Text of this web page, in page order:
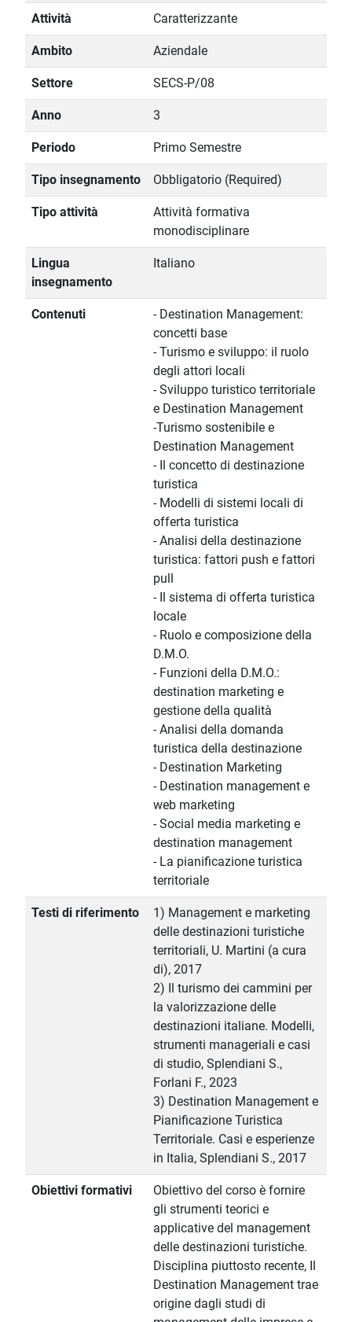
Attività Caratterizzante
Ambito Aziendale
Settore SECS-P/08
Anno 3
Periodo Primo Semestre
Tipo insegnamento Obbligatorio (Required)
Tipo attività
Attività formativa
monodisciplinare
Lingua
insegnamento
Italiano
Contenuti
- Destination Management:
concetti base
- Turismo e sviluppo: il ruolo
degli attori locali
- Sviluppo turistico territoriale
e Destination Management
-Turismo sostenibile e
Destination Management
- Il concetto di destinazione
turistica
- Modelli di sistemi locali di
offerta turistica
- Analisi della destinazione
turistica: fattori push e fattori
pull
- Il sistema di offerta turistica
locale
- Ruolo e composizione della
D.M.O.
- Funzioni della D.M.O.:
destination marketing e
gestione della qualità
- Analisi della domanda
turistica della destinazione
- Destination Marketing
- Destination management e
web marketing
- Social media marketing e
destination management
- La pianificazione turistica
territoriale
Testi di riferimento
1) Management e marketing
delle destinazioni turistiche
territoriali, U. Martini (a cura
di), 2017
2) Il turismo dei cammini per
la valorizzazione delle
destinazioni italiane. Modelli,
strumenti manageriali e casi
di studio, Splendiani S.,
Forlani F., 2023
3) Destination Management e
Pianificazione Turistica
Territoriale. Casi e esperienze
in Italia, Splendiani S., 2017
Obiettivi formativi
Obiettivo del corso è fornire
gli strumenti teorici e
applicative del management
delle destinazioni turistiche.
Disciplina piuttosto recente, Il
Destination Management trae
origine dagli studi di